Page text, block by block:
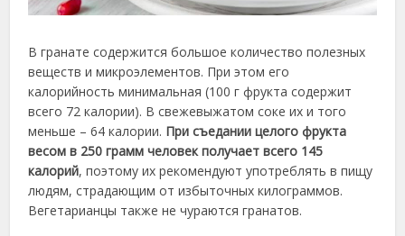
В гранате содержится большое количество полезных
веществ и микроэлементов. При этом его
калорийность минимальная (100 г фрукта содержит
всего 72 калории). В свежевыжатом соке их и того
меньше – 64 калории. При съедании целого фрукта
весом в 250 грамм человек получает всего 145
калорий, поэтому их рекомендуют употреблять в пищу
людям, страдающим от избыточных килограммов.
Вегетарианцы также не чураются гранатов.